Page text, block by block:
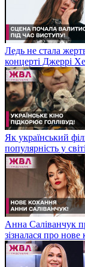
Ледь не стала
концерті Джеррі
Як український
популярність у
Анна Саліванчук
зізналася про